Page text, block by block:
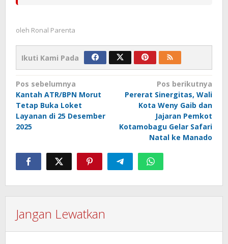
oleh Ronal Parenta
Ikuti Kami Pada
Navigasi
pos
Pos sebelumnya
Kantah ATR/BPN Morut
Tetap Buka Loket
Layanan di 25 Desember
2025
Pos berikutnya
Pererat Sinergitas, Wali
Kota Weny Gaib dan
Jajaran Pemkot
Kotamobagu Gelar Safari
Natal ke Manado
Jangan Lewatkan